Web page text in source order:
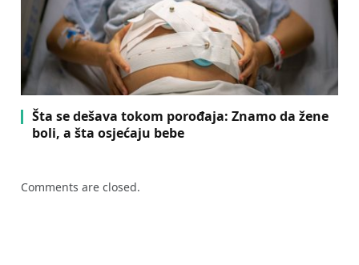
Šta se dešava tokom porođaja: Znamo da žene
boli, a šta osjećaju bebe
Comments are closed.